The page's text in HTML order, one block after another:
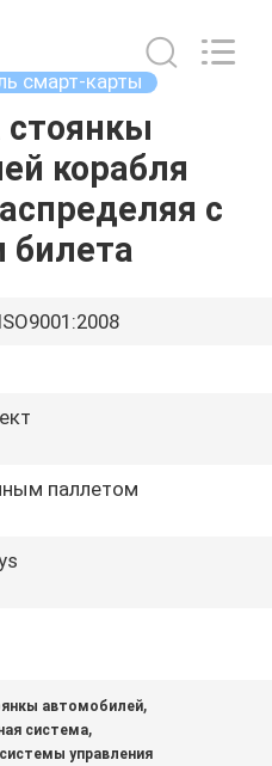
смарт-карты
корабля
с
билета
паллетом
автомобилей,
система,
управления